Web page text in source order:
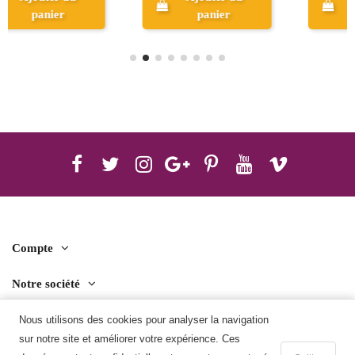
Nous utilisons des cookies pour analyser la navigation
sur notre site et améliorer votre expérience. Ces
Compte
Notre société
Contact us